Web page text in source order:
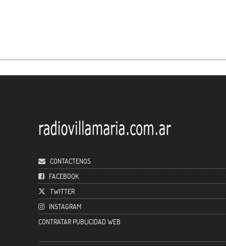
CONTACTENOS
FACEBOOK
TWITTER
INSTAGRAM
CONTRATAR PUBLICIDAD WEB